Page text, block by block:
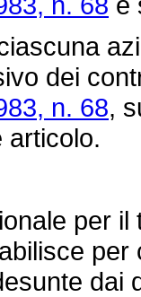
dei
n. 68,
articolo.
per il
dai